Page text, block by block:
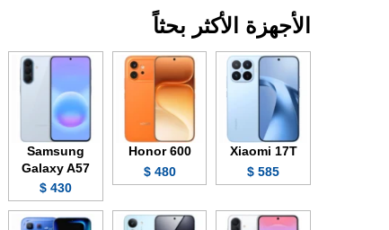
الأجهزة الأكثر بحثاً
Xiaomi 17T
585 $
Honor 600
480 $
Samsung
Galaxy A57
430 $